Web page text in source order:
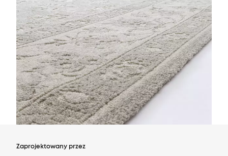
Zaprojektowany przez